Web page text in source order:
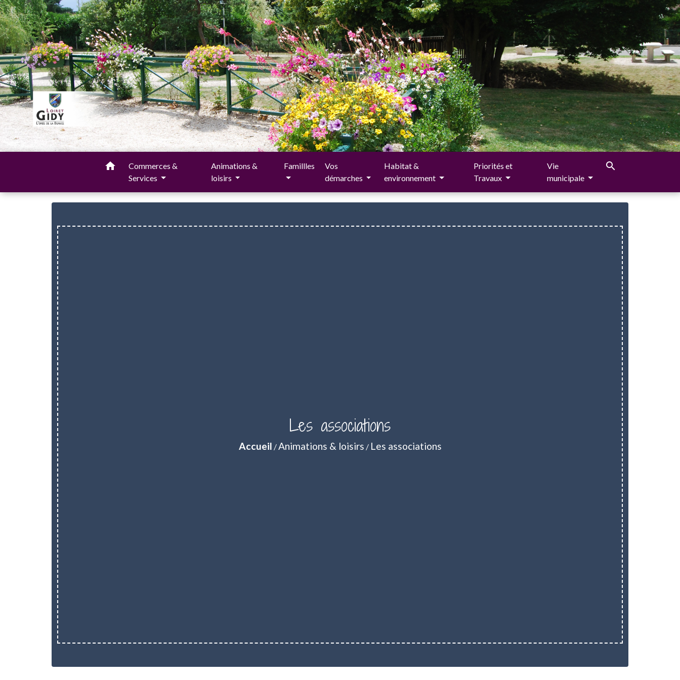
home
Commerces &
Services
Animations &
loisirs
Famillles
Vos
démarches
Habitat &
environnement
Priorités et
Travaux
Vie
municipale
search
Les associations
Accueil /Animations & loisirs / Les associations